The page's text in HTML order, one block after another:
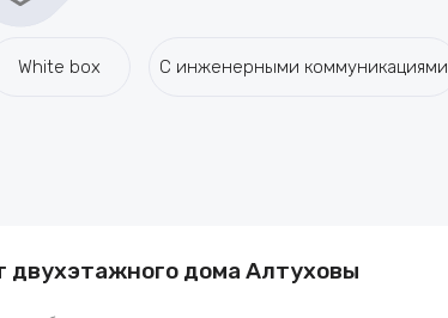
White box С инженерными коммуникациями
двухэтажного дома Алтуховы